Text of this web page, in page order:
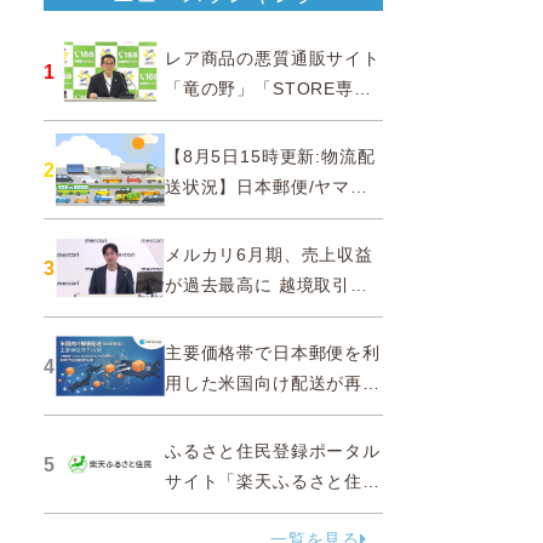
1
レア商品の悪質通販サイト
「竜の野」「STORE専門
ショップ」などに注意…消
費者庁
2
【8月5日15時更新:物流配
送状況】日本郵便/ヤマト
運輸/佐川急便/西濃運輸/福
山通運
3
メルカリ6月期、売上収益
が過去最高に 越境取引が
急成長
4
主要価格帯で日本郵便を利
用した米国向け配送が再
開、DDPソリューションと
API連携…ZenGroup
5
ふるさと住民登録ポータル
サイト「楽天ふるさと住
民」を2027年春に開設